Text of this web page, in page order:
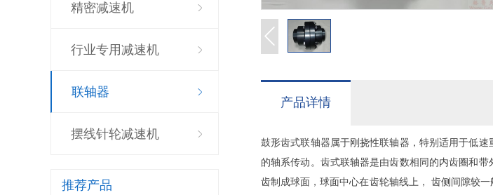
精密减速机
行业专用减速机
联轴器
摆线针轮减速机
推荐产品
产品详情
鼓形齿式联轴器属于刚挠性联轴器，特别适用于低
的轴系传动。齿式联轴器是由齿数相同的内齿圈和
齿制成球面，球面中心在齿轮轴线上， 齿侧间隙较